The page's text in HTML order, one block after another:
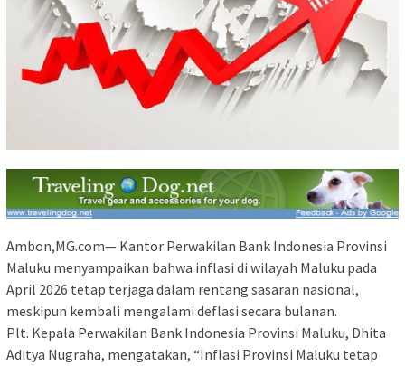
Ambon,MG.com— Kantor Perwakilan Bank Indonesia Provinsi
Maluku menyampaikan bahwa inflasi di wilayah Maluku pada
April 2026 tetap terjaga dalam rentang sasaran nasional,
meskipun kembali mengalami deflasi secara bulanan.
Plt. Kepala Perwakilan Bank Indonesia Provinsi Maluku, Dhita
Aditya Nugraha, mengatakan, “Inflasi Provinsi Maluku tetap